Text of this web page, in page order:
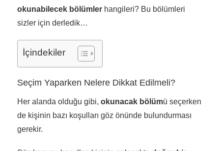
okunabilecek bölümler hangileri? Bu bölümleri
sizler için derledik…
İçindekiler
Seçim Yaparken Nelere Dikkat Edilmeli?
Her alanda olduğu gibi, okunacak bölümü seçerken
de kişinin bazı koşulları göz önünde bulundurması
gerekir.